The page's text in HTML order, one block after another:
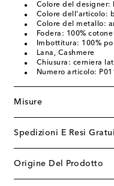
Colore del designer:
Colore dell'articolo:
Colore del metallo:
Fodera: 100% cotone
Imbottitura: 100%
Lana, Cashmere
Chiusura: cerniera
Numero articolo:
Misure
Spedizioni E Resi
Origine Del Prodotto